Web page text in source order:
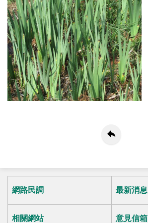
網路民調 最新消息
相關網站 意見信箱